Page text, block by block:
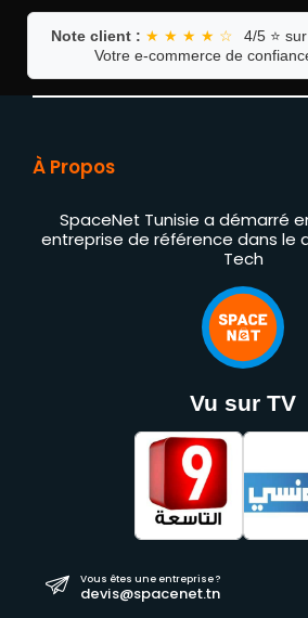
Note client : ★ ★ ★ ★ ☆
4/5 ⭐
Votre e-commerce de
À Propos
SpaceNet Tunisie a démarré
entreprise de référence dans le
Tech
Vu sur TV
Vous êtes une entreprise ?
devis@spacenet.tn